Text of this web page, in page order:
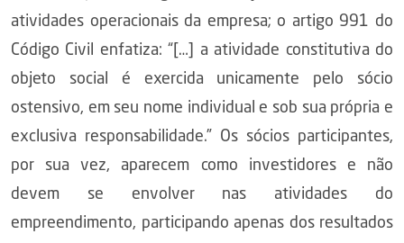
atividades operacionais da empresa; o artigo 991 do
Código Civil enfatiza: “[…] a atividade constitutiva do
objeto social é exercida unicamente pelo sócio
ostensivo, em seu nome individual e sob sua própria e
exclusiva responsabilidade.” Os sócios participantes,
por sua vez, aparecem como investidores e não
devem se envolver nas atividades do
empreendimento, participando apenas dos resultados